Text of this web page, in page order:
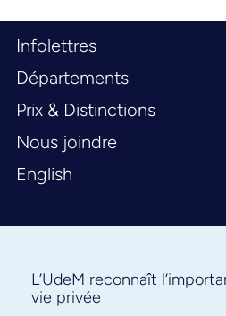
Infolettres
Départements
Prix & Distinctions
Nous joindre
English
L’UdeM reconnaît
vie privée